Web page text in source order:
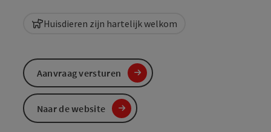
Huisdieren zijn hartelijk welkom
Aanvraag versturen
Naar de website